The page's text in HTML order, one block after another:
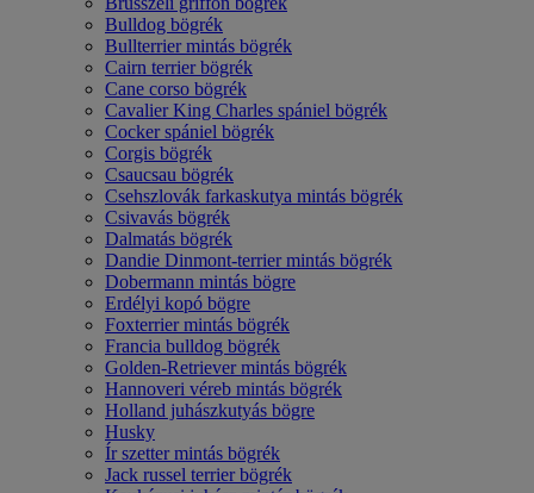
Bulldog bögrék
Bullterrier mintás bögrék
Cairn terrier bögrék
Cane corso bögrék
Cavalier King Charles spániel bögrék
Cocker spániel bögrék
Corgis bögrék
Csaucsau bögrék
Csehszlovák farkaskutya mintás bögrék
Csivavás bögrék
Dalmatás bögrék
Dandie Dinmont-terrier mintás bögrék
Dobermann mintás bögre
Erdélyi kopó bögre
Foxterrier mintás bögrék
Francia bulldog bögrék
Golden-Retriever mintás bögrék
Hannoveri véreb mintás bögrék
Holland juhászkutyás bögre
Husky
Ír szetter mintás bögrék
Jack russel terrier bögrék